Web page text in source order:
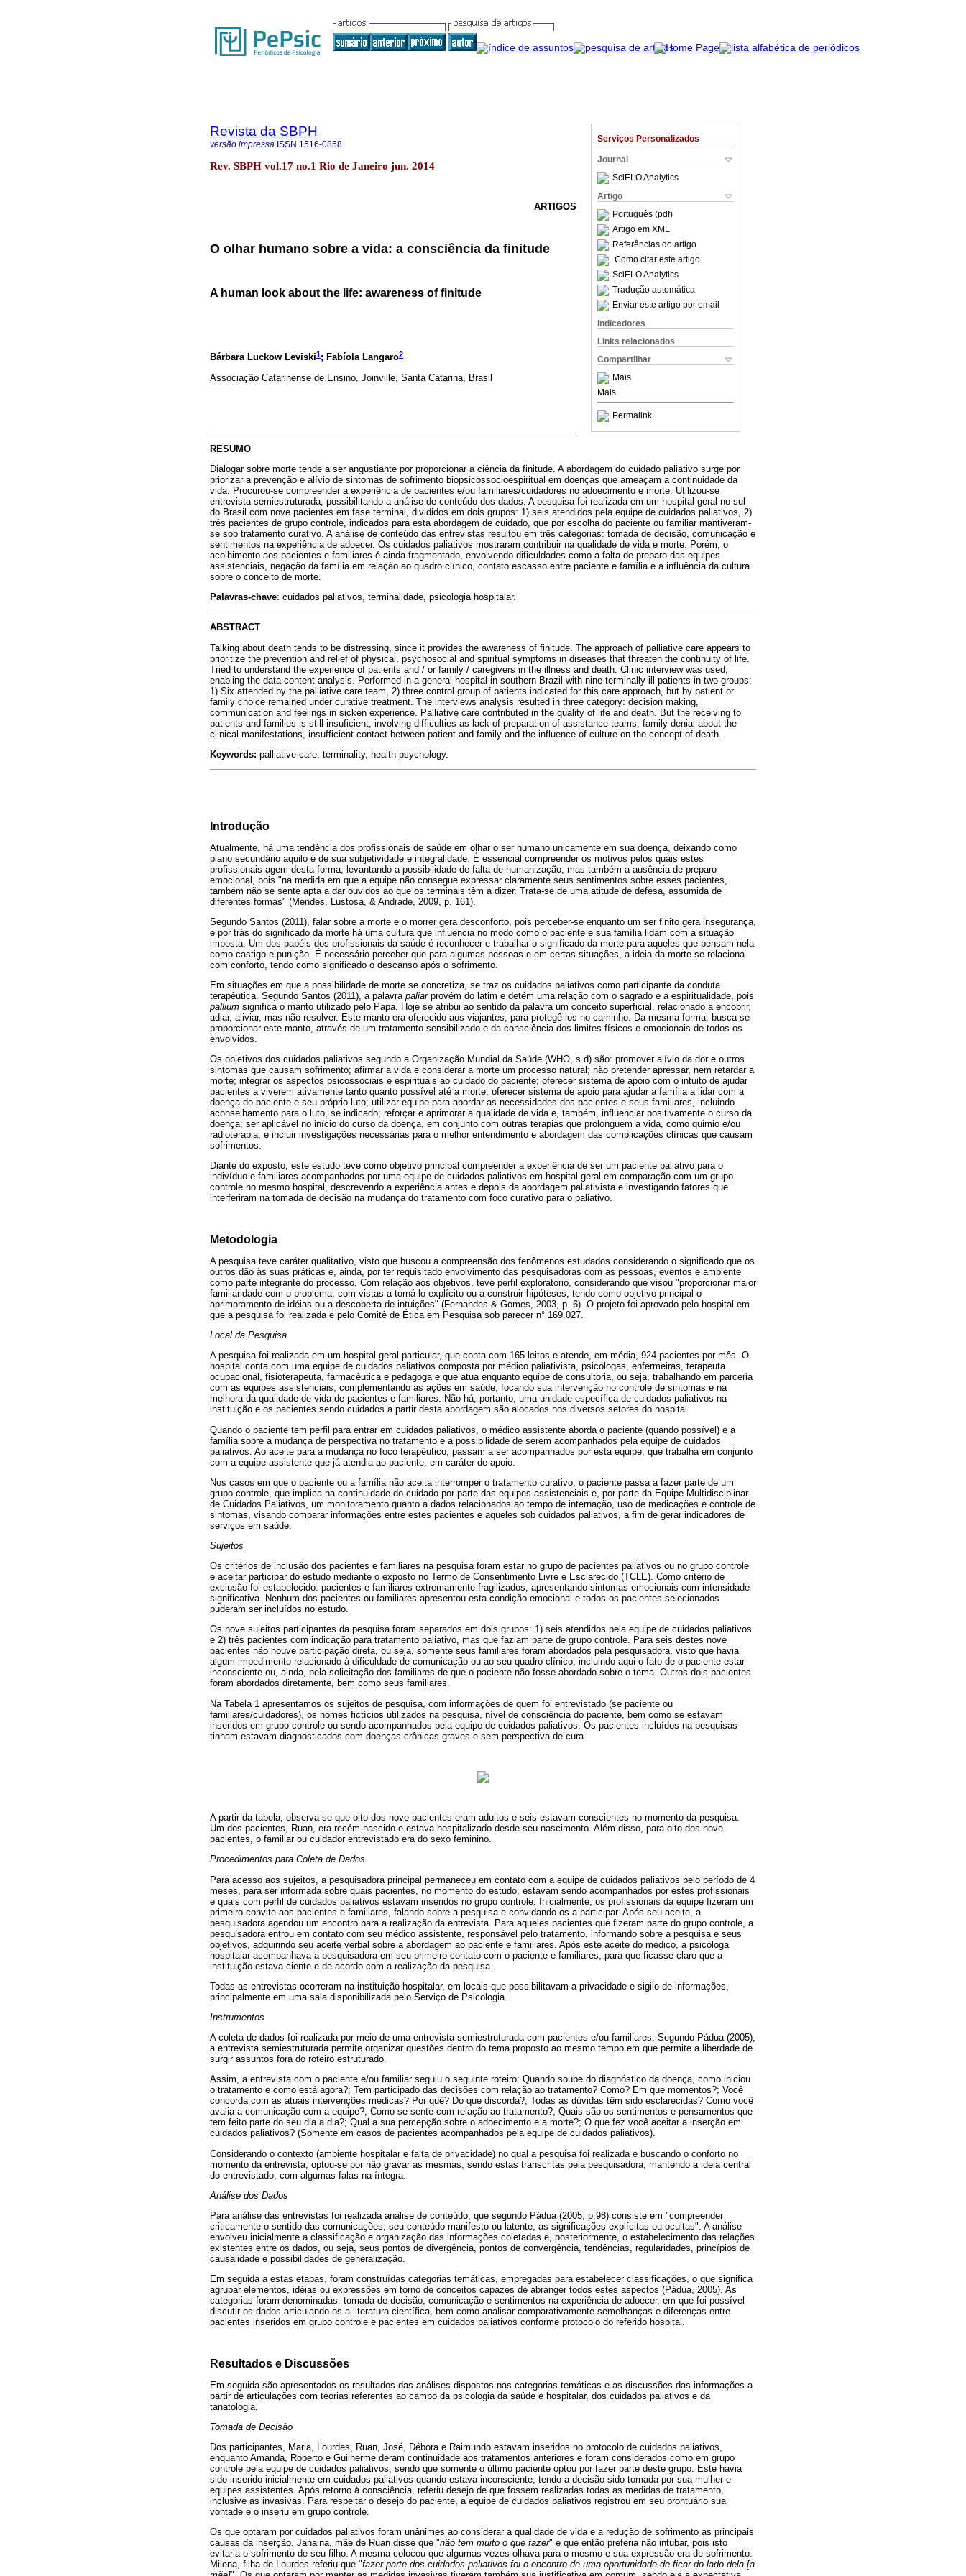
Serviços Personalizados
Journal
SciELO Analytics
Artigo
Português (pdf)
Artigo em XML
Referências do artigo
Como citar este artigo
SciELO Analytics
Tradução automática
Enviar este artigo por email
Indicadores
Links relacionados
Compartilhar
Mais
Mais
Permalink
Revista da SBPH
versão impressa ISSN 1516-0858
Rev. SBPH vol.17 no.1 Rio de Janeiro jun. 2014
ARTIGOS
O olhar humano sobre a vida: a consciência da finitude
A human look about the life: awareness of finitude
Bárbara Luckow Leviski1; Fabíola Langaro2
Associação Catarinense de Ensino, Joinville, Santa Catarina, Brasil
RESUMO
Dialogar sobre morte tende a ser angustiante por proporcionar a ciência da finitude. A abordagem do cuidado paliativo surge por
priorizar a prevenção e alívio de sintomas de sofrimento biopsicossocioespiritual em doenças que ameaçam a continuidade da
vida. Procurou-se compreender a experiência de pacientes e/ou familiares/cuidadores no adoecimento e morte. Utilizou-se
entrevista semiestruturada, possibilitando a análise de conteúdo dos dados. A pesquisa foi realizada em um hospital geral no sul
do Brasil com nove pacientes em fase terminal, divididos em dois grupos: 1) seis atendidos pela equipe de cuidados paliativos, 2)
três pacientes de grupo controle, indicados para esta abordagem de cuidado, que por escolha do paciente ou familiar mantiveram-
se sob tratamento curativo. A análise de conteúdo das entrevistas resultou em três categorias: tomada de decisão, comunicação e
sentimentos na experiência de adoecer. Os cuidados paliativos mostraram contribuir na qualidade de vida e morte. Porém, o
acolhimento aos pacientes e familiares é ainda fragmentado, envolvendo dificuldades como a falta de preparo das equipes
assistenciais, negação da família em relação ao quadro clínico, contato escasso entre paciente e família e a influência da cultura
sobre o conceito de morte.
Palavras-chave: cuidados paliativos, terminalidade, psicologia hospitalar.
ABSTRACT
Talking about death tends to be distressing, since it provides the awareness of finitude. The approach of palliative care appears to
prioritize the prevention and relief of physical, psychosocial and spiritual symptoms in diseases that threaten the continuity of life.
Tried to understand the experience of patients and / or family / caregivers in the illness and death. Clinic interview was used,
enabling the data content analysis. Performed in a general hospital in southern Brazil with nine terminally ill patients in two groups:
1) Six attended by the palliative care team, 2) three control group of patients indicated for this care approach, but by patient or
family choice remained under curative treatment. The interviews analysis resulted in three category: decision making,
communication and feelings in sicken experience. Palliative care contributed in the quality of life and death. But the receiving to
patients and families is still insuficient, involving difficulties as lack of preparation of assistance teams, family denial about the
clinical manifestations, insufficient contact between patient and family and the influence of culture on the concept of death.
Keywords: palliative care, terminality, health psychology.
Introdução
Atualmente, há uma tendência dos profissionais de saúde em olhar o ser humano unicamente em sua doença, deixando como
plano secundário aquilo é de sua subjetividade e integralidade. É essencial compreender os motivos pelos quais estes
profissionais agem desta forma, levantando a possibilidade de falta de humanização, mas também a ausência de preparo
emocional, pois "na medida em que a equipe não consegue expressar claramente seus sentimentos sobre esses pacientes,
também não se sente apta a dar ouvidos ao que os terminais têm a dizer. Trata-se de uma atitude de defesa, assumida de
diferentes formas" (Mendes, Lustosa, & Andrade, 2009, p. 161).
Segundo Santos (2011), falar sobre a morte e o morrer gera desconforto, pois perceber-se enquanto um ser finito gera insegurança,
e por trás do significado da morte há uma cultura que influencia no modo como o paciente e sua família lidam com a situação
imposta. Um dos papéis dos profissionais da saúde é reconhecer e trabalhar o significado da morte para aqueles que pensam nela
como castigo e punição. É necessário perceber que para algumas pessoas e em certas situações, a ideia da morte se relaciona
com conforto, tendo como significado o descanso após o sofrimento.
Em situações em que a possibilidade de morte se concretiza, se traz os cuidados paliativos como participante da conduta
terapêutica. Segundo Santos (2011), a palavra paliarprovém do latim e detém uma relação com o sagrado e a espiritualidade, pois
pallium significa o manto utilizado pelo Papa. Hoje se atribui ao sentido da palavra um conceito superficial, relacionado a encobrir,
adiar, aliviar, mas não resolver. Este manto era oferecido aos viajantes, para protegê-los no caminho. Da mesma forma, busca-se
proporcionar este manto, através de um tratamento sensibilizado e da consciência dos limites físicos e emocionais de todos os
envolvidos.
Os objetivos dos cuidados paliativos segundo a Organização Mundial da Saúde (WHO, s.d) são: promover alívio da dor e outros
sintomas que causam sofrimento; afirmar a vida e considerar a morte um processo natural; não pretender apressar, nem retardar a
morte; integrar os aspectos psicossociais e espirituais ao cuidado do paciente; oferecer sistema de apoio com o intuito de ajudar
pacientes a viverem ativamente tanto quanto possível até a morte; oferecer sistema de apoio para ajudar a família a lidar com a
doença do paciente e seu próprio luto; utilizar equipe para abordar as necessidades dos pacientes e seus familiares, incluindo
aconselhamento para o luto, se indicado; reforçar e aprimorar a qualidade de vida e, também, influenciar positivamente o curso da
doença; ser aplicável no início do curso da doença, em conjunto com outras terapias que prolonguem a vida, como quimio e/ou
radioterapia, e incluir investigações necessárias para o melhor entendimento e abordagem das complicações clínicas que causam
sofrimentos.
Diante do exposto, este estudo teve como objetivo principal compreender a experiência de ser um paciente paliativo para o
indivíduo e familiares acompanhados por uma equipe de cuidados paliativos em hospital geral em comparação com um grupo
controle no mesmo hospital, descrevendo a experiência antes e depois da abordagem paliativista e investigando fatores que
interferiram na tomada de decisão na mudança do tratamento com foco curativo para o paliativo.
Metodologia
A pesquisa teve caráter qualitativo, visto que buscou a compreensão dos fenômenos estudados considerando o significado que os
outros dão às suas práticas e, ainda, por ter requisitado envolvimento das pesquisadoras com as pessoas, eventos e ambiente
como parte integrante do processo. Com relação aos objetivos, teve perfil exploratório, considerando que visou "proporcionar maior
familiaridade com o problema, com vistas a torná-lo explícito ou a construir hipóteses, tendo como objetivo principal o
aprimoramento de idéias ou a descoberta de intuições" (Fernandes & Gomes, 2003, p. 6). O projeto foi aprovado pelo hospital em
que a pesquisa foi realizada e pelo Comitê de Ética em Pesquisa sob parecer n° 169.027.
Local da Pesquisa
A pesquisa foi realizada em um hospital geral particular, que conta com 165 leitos e atende, em média, 924 pacientes por mês. O
hospital conta com uma equipe de cuidados paliativos composta por médico paliativista, psicólogas, enfermeiras, terapeuta
ocupacional, fisioterapeuta, farmacêutica e pedagoga e que atua enquanto equipe de consultoria, ou seja, trabalhando em parceria
com as equipes assistenciais, complementando as ações em saúde, focando sua intervenção no controle de sintomas e na
melhora da qualidade de vida de pacientes e familiares. Não há, portanto, uma unidade específica de cuidados paliativos na
instituição e os pacientes sendo cuidados a partir desta abordagem são alocados nos diversos setores do hospital.
Quando o paciente tem perfil para entrar em cuidados paliativos, o médico assistente aborda o paciente (quando possível) e a
família sobre a mudança de perspectiva no tratamento e a possibilidade de serem acompanhados pela equipe de cuidados
paliativos. Ao aceite para a mudança no foco terapêutico, passam a ser acompanhados por esta equipe, que trabalha em conjunto
com a equipe assistente que já atendia ao paciente, em caráter de apoio.
Nos casos em que o paciente ou a família não aceita interromper o tratamento curativo, o paciente passa a fazer parte de um
grupo controle, que implica na continuidade do cuidado por parte das equipes assistenciais e, por parte da Equipe Multidisciplinar
de Cuidados Paliativos, um monitoramento quanto a dados relacionados ao tempo de internação, uso de medicações e controle de
sintomas, visando comparar informações entre estes pacientes e aqueles sob cuidados paliativos, a fim de gerar indicadores de
serviços em saúde.
Sujeitos
Os critérios de inclusão dos pacientes e familiares na pesquisa foram estar no grupo de pacientes paliativos ou no grupo controle
e aceitar participar do estudo mediante o exposto no Termo de Consentimento Livre e Esclarecido (TCLE). Como critério de
exclusão foi estabelecido: pacientes e familiares extremamente fragilizados, apresentando sintomas emocionais com intensidade
significativa. Nenhum dos pacientes ou familiares apresentou esta condição emocional e todos os pacientes selecionados
puderam ser incluídos no estudo.
Os nove sujeitos participantes da pesquisa foram separados em dois grupos: 1) seis atendidos pela equipe de cuidados paliativos
e 2) três pacientes com indicação para tratamento paliativo, mas que faziam parte de grupo controle. Para seis destes nove
pacientes não houve participação direta, ou seja, somente seus familiares foram abordados pela pesquisadora, visto que havia
algum impedimento relacionado à dificuldade de comunicação ou ao seu quadro clínico, incluindo aqui o fato de o paciente estar
inconsciente ou, ainda, pela solicitação dos familiares de que o paciente não fosse abordado sobre o tema. Outros dois pacientes
foram abordados diretamente, bem como seus familiares.
Na Tabela 1 apresentamos os sujeitos de pesquisa, com informações de quem foi entrevistado (se paciente ou
familiares/cuidadores), os nomes fictícios utilizados na pesquisa, nível de consciência do paciente, bem como se estavam
inseridos em grupo controle ou sendo acompanhados pela equipe de cuidados paliativos. Os pacientes incluídos na pesquisas
tinham estavam diagnosticados com doenças crônicas graves e sem perspectiva de cura.
A partir da tabela, observa-se que oito dos nove pacientes eram adultos e seis estavam conscientes no momento da pesquisa.
Um dos pacientes, Ruan, era recém-nascido e estava hospitalizado desde seu nascimento. Além disso, para oito dos nove
pacientes, o familiar ou cuidador entrevistado era do sexo feminino.
Procedimentos para Coleta de Dados
Para acesso aos sujeitos, a pesquisadora principal permaneceu em contato com a equipe de cuidados paliativos pelo período de 4
meses, para ser informada sobre quais pacientes, no momento do estudo, estavam sendo acompanhados por estes profissionais
e quais com perfil de cuidados paliativos estavam inseridos no grupo controle. Inicialmente, os profissionais da equipe fizeram um
primeiro convite aos pacientes e familiares, falando sobre a pesquisa e convidando-os a participar. Após seu aceite, a
pesquisadora agendou um encontro para a realização da entrevista. Para aqueles pacientes que fizeram parte do grupo controle, a
pesquisadora entrou em contato com seu médico assistente, responsável pelo tratamento, informando sobre a pesquisa e seus
objetivos, adquirindo seu aceite verbal sobre a abordagem ao paciente e familiares. Após este aceite do médico, a psicóloga
hospitalar acompanhava a pesquisadora em seu primeiro contato com o paciente e familiares, para que ficasse claro que a
instituição estava ciente e de acordo com a realização da pesquisa.
Todas as entrevistas ocorreram na instituição hospitalar, em locais que possibilitavam a privacidade e sigilo de informações,
principalmente em uma sala disponibilizada pelo Serviço de Psicologia.
Instrumentos
A coleta de dados foi realizada por meio de uma entrevista semiestruturada com pacientes e/ou familiares. Segundo Pádua (2005),
a entrevista semiestruturada permite organizar questões dentro do tema proposto ao mesmo tempo em que permite a liberdade de
surgir assuntos fora do roteiro estruturado.
Assim, a entrevista com o paciente e/ou familiar seguiu o seguinte roteiro: Quando soube do diagnóstico da doença, como iniciou
o tratamento e como está agora?; Tem participado das decisões com relação ao tratamento? Como? Em que momentos?; Você
concorda com as atuais intervenções médicas? Por quê? Do que discorda?; Todas as dúvidas têm sido esclarecidas? Como você
avalia a comunicação com a equipe?; Como se sente com relação ao tratamento?; Quais são os sentimentos e pensamentos que
tem feito parte do seu dia a dia?; Qual a sua percepção sobre o adoecimento e a morte?; O que fez você aceitar a inserção em
cuidados paliativos? (Somente em casos de pacientes acompanhados pela equipe de cuidados paliativos).
Considerando o contexto (ambiente hospitalar e falta de privacidade) no qual a pesquisa foi realizada e buscando o conforto no
momento da entrevista, optou-se por não gravar as mesmas, sendo estas transcritas pela pesquisadora, mantendo a ideia central
do entrevistado, com algumas falas na íntegra.
Análise dos Dados
Para análise das entrevistas foi realizada análise de conteúdo, que segundo Pádua (2005, p.98) consiste em "compreender
criticamente o sentido das comunicações, seu conteúdo manifesto ou latente, as significações explícitas ou ocultas". A análise
envolveu inicialmente a classificação e organização das informações coletadas e, posteriormente, o estabelecimento das relações
existentes entre os dados, ou seja, seus pontos de divergência, pontos de convergência, tendências, regularidades, princípios de
causalidade e possibilidades de generalização.
Em seguida a estas etapas, foram construídas categorias temáticas, empregadas para estabelecer classificações, o que significa
agrupar elementos, idéias ou expressões em torno de conceitos capazes de abranger todos estes aspectos (Pádua, 2005). As
categorias foram denominadas: tomada de decisão, comunicação e sentimentos na experiência de adoecer, em que foi possível
discutir os dados articulando-os a literatura científica, bem como analisar comparativamente semelhanças e diferenças entre
pacientes inseridos em grupo controle e pacientes em cuidados paliativos conforme protocolo do referido hospital.
Resultados e Discussões
Em seguida são apresentados os resultados das análises dispostos nas categorias temáticas e as discussões das informações a
partir de articulações com teorias referentes ao campo da psicologia da saúde e hospitalar, dos cuidados paliativos e da
tanatologia.
Tomada de Decisão
Dos participantes, Maria, Lourdes, Ruan, José, Débora e Raimundo estavam inseridos no protocolo de cuidados paliativos,
enquanto Amanda, Roberto e Guilherme deram continuidade aos tratamentos anteriores e foram considerados como em grupo
controle pela equipe de cuidados paliativos, sendo que somente o último paciente optou por fazer parte deste grupo. Este havia
sido inserido inicialmente em cuidados paliativos quando estava inconsciente, tendo a decisão sido tomada por sua mulher e
equipes assistentes. Após retorno à consciência, referiu desejo de que fossem realizadas todas as medidas de tratamento,
inclusive as invasivas. Para respeitar o desejo do paciente, a equipe de cuidados paliativos registrou em seu prontuário sua
vontade e o inseriu em grupo controle.
Os que optaram por cuidados paliativos foram unânimes ao considerar a qualidade de vida e a redução de sofrimento as principais
causas da inserção. Janaina, mãe de Ruan disse que "não tem muito o que fazer" e que então preferia não intubar, pois isto
evitaria o sofrimento de seu filho. A mesma colocou que algumas vezes olhava para o mesmo e sua expressão era de sofrimento.
Milena, filha de Lourdes referiu que "fazer parte dos cuidados paliativos foi o encontro de uma oportunidade de ficar do lado dela [a